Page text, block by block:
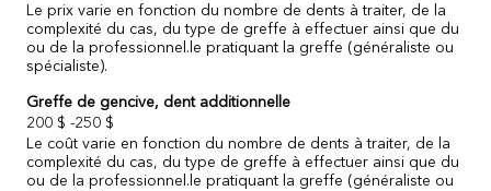
Le prix varie en fonction du nombre de dents à traiter, de la
complexité du cas, du type de greffe à effectuer ainsi que du
ou de la professionnel.le pratiquant la greffe (généraliste ou
spécialiste).
Greffe de gencive, dent additionnelle
200 $ -250 $
Le coût varie en fonction du nombre de dents à traiter, de la
complexité du cas, du type de greffe à effectuer ainsi que du
ou de la professionnel.le pratiquant la greffe (généraliste ou